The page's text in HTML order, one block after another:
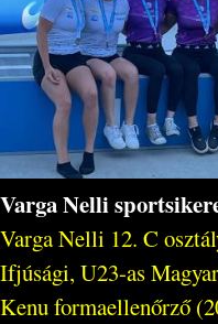
Varga Nelli
Varga Nelli 12. C
Ifjúsági, U23-as
Kenu formaellenőrző